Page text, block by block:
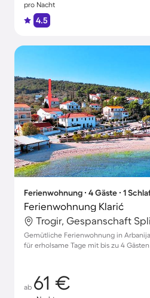
pro Nacht
4.5
Ferienwohnung ∙ 4 Gäste ∙ 1
Ferienwohnung Klarić
Gemütliche Ferienwohnung in
für erholsame Tage mit bis zu 4
ab 61 €